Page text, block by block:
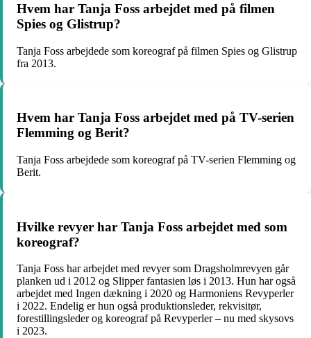
Hvem har Tanja Foss arbejdet med på filmen
Spies og Glistrup?
Tanja Foss arbejdede som koreograf på filmen Spies og Glistrup
fra 2013.
Hvem har Tanja Foss arbejdet med på TV-serien
Flemming og Berit?
Tanja Foss arbejdede som koreograf på TV-serien Flemming og
Berit.
Hvilke revyer har Tanja Foss arbejdet med som
koreograf?
Tanja Foss har arbejdet med revyer som Dragsholmrevyen går
planken ud i 2012 og Slipper fantasien løs i 2013. Hun har også
arbejdet med Ingen dækning i 2020 og Harmoniens Revyperler
i 2022. Endelig er hun også produktionsleder, rekvisitør,
forestillingsleder og koreograf på Revyperler – nu med skysovs
i 2023.